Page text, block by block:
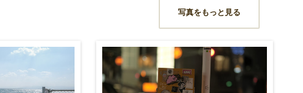
写真をもっと見る